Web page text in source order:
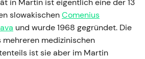
in Martin ist eigentlich eine der 13
slowakischenComenius
und wurde 1968 gegründet. Die
medizinischen
ist sie aber im Martin